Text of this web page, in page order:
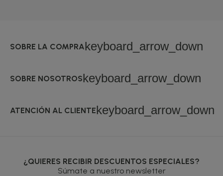
SOBRE LA COMPRAkeyboard_arrow_down
SOBRE NOSOTROSkeyboard_arrow_down
ATENCIÓN AL CLIENTEkeyboard_arrow_down
¿QUIERES RECIBIR DESCUENTOS ESPECIALES?
Súmate a nuestro newsletter